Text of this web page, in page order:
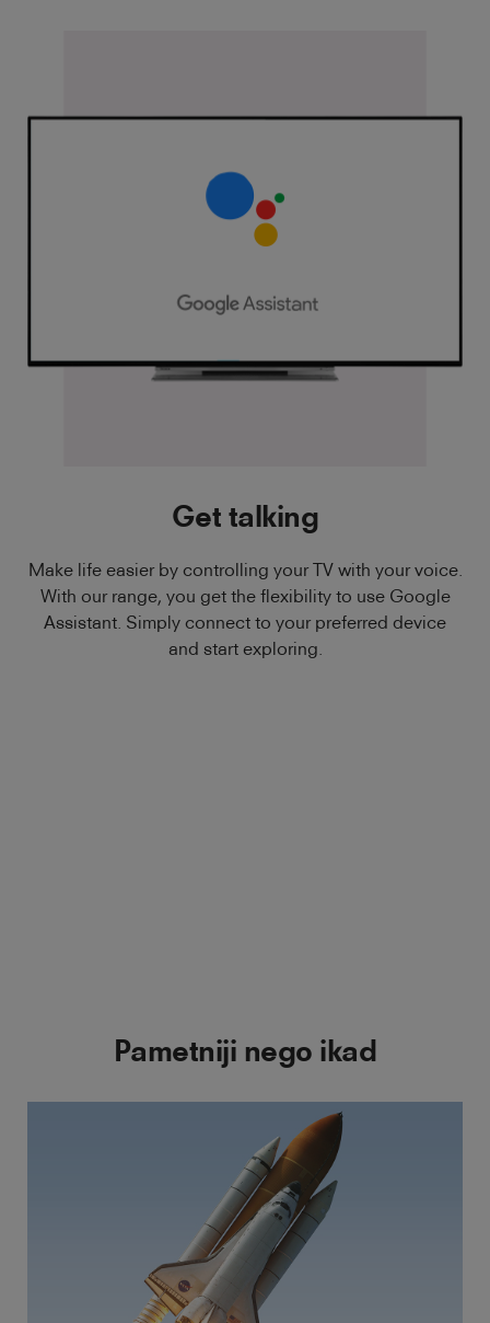
Get talking
Make life easier by controlling your TV with your voice.
With our range, you get the flexibility to use Google
Assistant. Simply connect to your preferred device
and start exploring.
Pametniji nego ikad